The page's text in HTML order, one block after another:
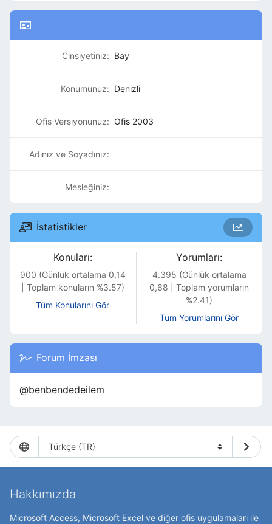
Cinsiyetiniz: Bay
Konumunuz: Denizli
Ofis Versiyonunuz: Ofis 2003
Adınız ve Soyadınız:
Mesleğiniz:
İstatistikler
Konuları:
900 (Günlük ortalama 0,14
| Toplam konuların %3.57)
Tüm Konularını Gör
Yorumları:
4.395 (Günlük ortalama
0,68 | Toplam yorumların
%2.41)
Tüm Yorumlarını Gör
Forum İmzası
@benbendedeilem
Hakkımızda
Microsoft Access, Microsoft Excel ve diğer ofis uygulamaları ile